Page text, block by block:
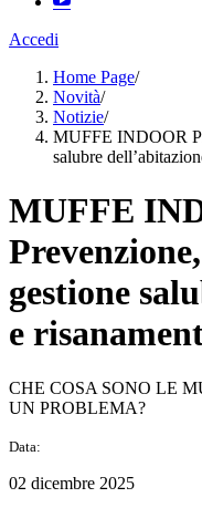
Accedi
Home Page/
Novità/
Notizie/
MUFFE INDOOR
salubre
MUFFE
gestione
e
CHE COSA SONO LE
UN PROBLEMA?
Data:
02 dicembre 2025